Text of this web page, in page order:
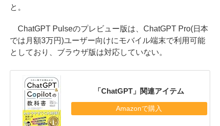
と。
ChatGPT Pulseのプレビュー版は、ChatGPT Pro(日本
では月額3万円)ユーザー向けにモバイル端末で利用可能
としており、ブラウザ版は対応していない。
「ChatGPT」関連アイテム
Amazonで購入